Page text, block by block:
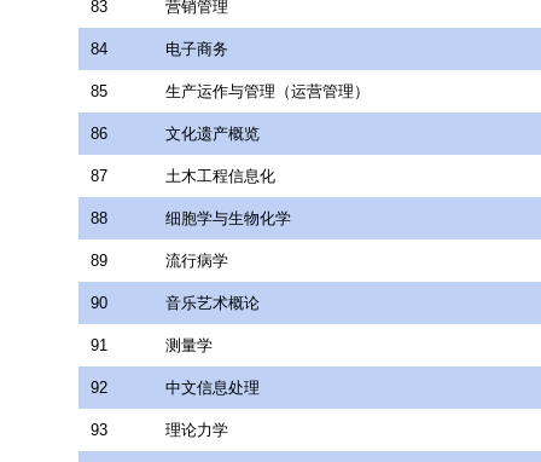
83 营销管理
84 电子商务
85 生产运作与管理（运营管理）
86 文化遗产概览
87 土木工程信息化
88 细胞学与生物化学
89 流行病学
90 音乐艺术概论
91 测量学
92 中文信息处理
93 理论力学